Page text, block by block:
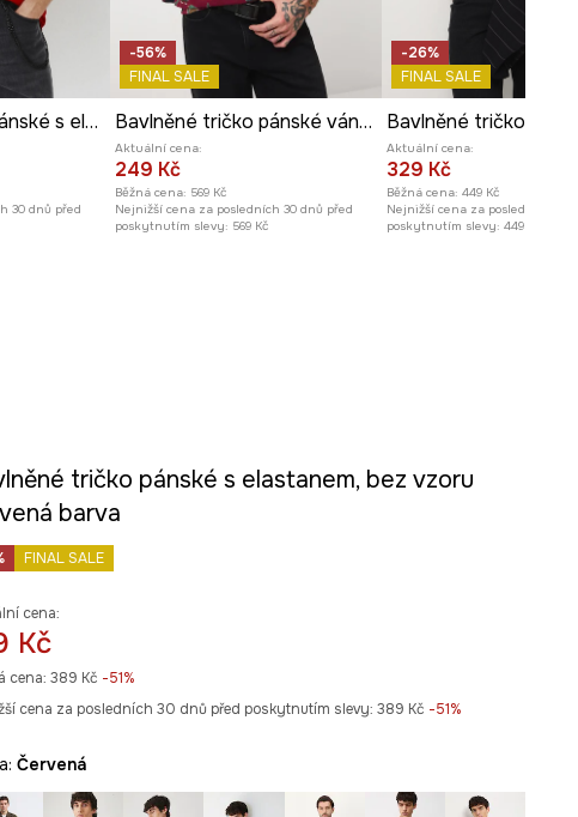
Bavlněné tričko pánské s elastanem, by Patryk Hilton červená barva
30 dnů před
-56%
FINAL SALE
Bavlněné tričko pánské vánoční
Aktuální cena:
249 Kč
Běžná cena: 569 Kč
Nejnižší cena za posledních 30 dnů před
poskytnutím slevy: 569 Kč
-26%
FINAL SALE
Aktuální cena:
329 Kč
Běžná cena: 449 Kč
Nejnižší cena za posledních 30
poskytnutím slevy: 449 Kč
tričko pánské s elastanem, bez vzoru
barva
FINAL SALE
cena:
Kč
cena: 389 Kč -51%
cena za posledních 30 dnů před poskytnutím slevy: 389 Kč -51%
červená